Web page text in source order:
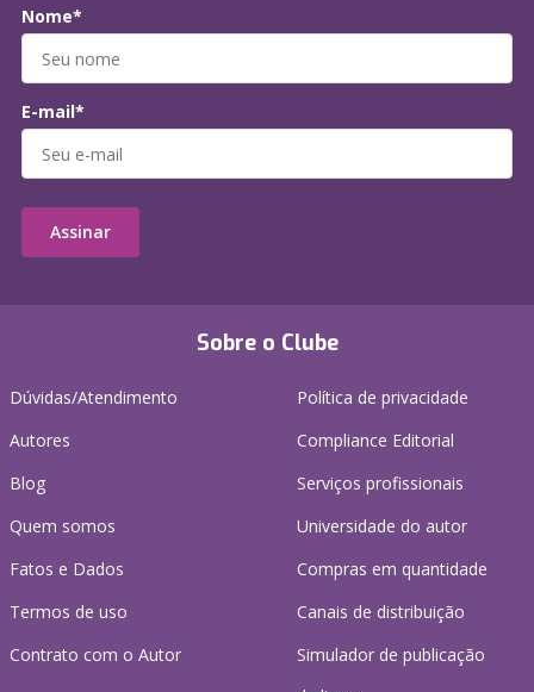
Sobre o Clube
Dúvidas/Atendimento
Autores
Blog
Quem somos
Fatos e Dados
Termos de uso
Contrato com o Autor
Política de privacidade
Compliance Editorial
Serviços profissionais
Universidade do autor
Compras em quantidade
Canais de distribuição
Simulador de publicação
Nome*
E-mail*
Assinar